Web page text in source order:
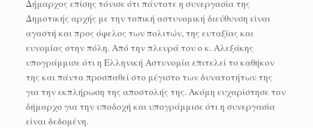
Δήμαρχος επίσης τόνισε ότι πάντοτε η συνεργασία της
Δημοτικής αρχής με την τοπική αστυνομική διεύθυνση είναι
αγαστή και προς όφελος των πολιτών, της ευταξίας και
ευνομίας στην πόλη. Από την πλευρά του ο κ. Αλεξάκης
υπογράμμισε ότι η Ελληνική Αστυνομία επιτελεί το καθήκον
της και πάντα προσπαθεί στο μέγιστο των δυνατοτήτων της
για την εκπλήρωση της αποστολής της. Ακόμη ευχαρίστησε τον
δήμαρχο για την υποδοχή και υπογράμμισε ότι η συνεργασία
είναι δεδομένη.